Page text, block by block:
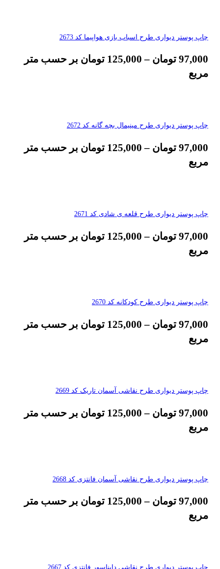
چاپ پوستر دیواری طرح اسباب بازی هواپیما کد 2673
97,000 تومان –
125,000 تومان بر حسب متر
مربع
چاپ پوستر دیواری طرح مینیمال بچه گانه کد 2672
97,000 تومان –
125,000 تومان بر حسب متر
مربع
چاپ پوستر دیواری طرح قلعه ی شادی کد 2671
97,000 تومان –
125,000 تومان بر حسب متر
مربع
چاپ پوستر دیواری طرح کودکانه کد 2670
97,000 تومان –
125,000 تومان بر حسب متر
مربع
چاپ پوستر دیواری طرح نقاشی آسمان تاریک کد 2669
97,000 تومان –
125,000 تومان بر حسب متر
مربع
چاپ پوستر دیواری طرح نقاشی آسمان فانتزی کد 2668
97,000 تومان –
125,000 تومان بر حسب متر
مربع
چاپ پوستر دیواری طرح نقاشی دایناسور فانتزی کد 2667